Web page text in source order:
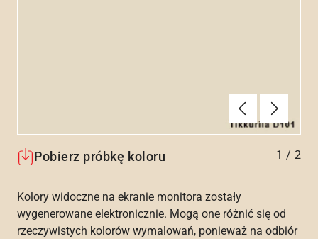
Poprzednie
Dalej
Pobierz próbkę koloru 1 / 2
Kolory widoczne na ekranie monitora zostały
wygenerowane elektronicznie. Mogą one różnić się od
rzeczywistych kolorów wymalowań, ponieważ na odbiór